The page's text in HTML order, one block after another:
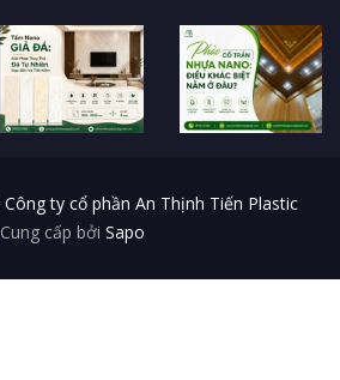
Công ty cổ phần An Thịnh Tiến Plastic
Cung cấp bởi Sapo